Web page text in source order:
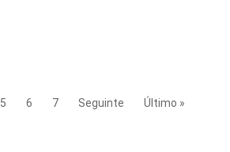
5 6 7 Seguinte Último »